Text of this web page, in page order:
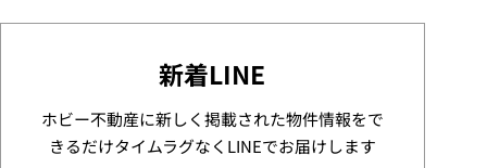
新着LINE
ホビー不動産に新しく掲載された物件情報をで
きるだけタイムラグなくLINEでお届けします